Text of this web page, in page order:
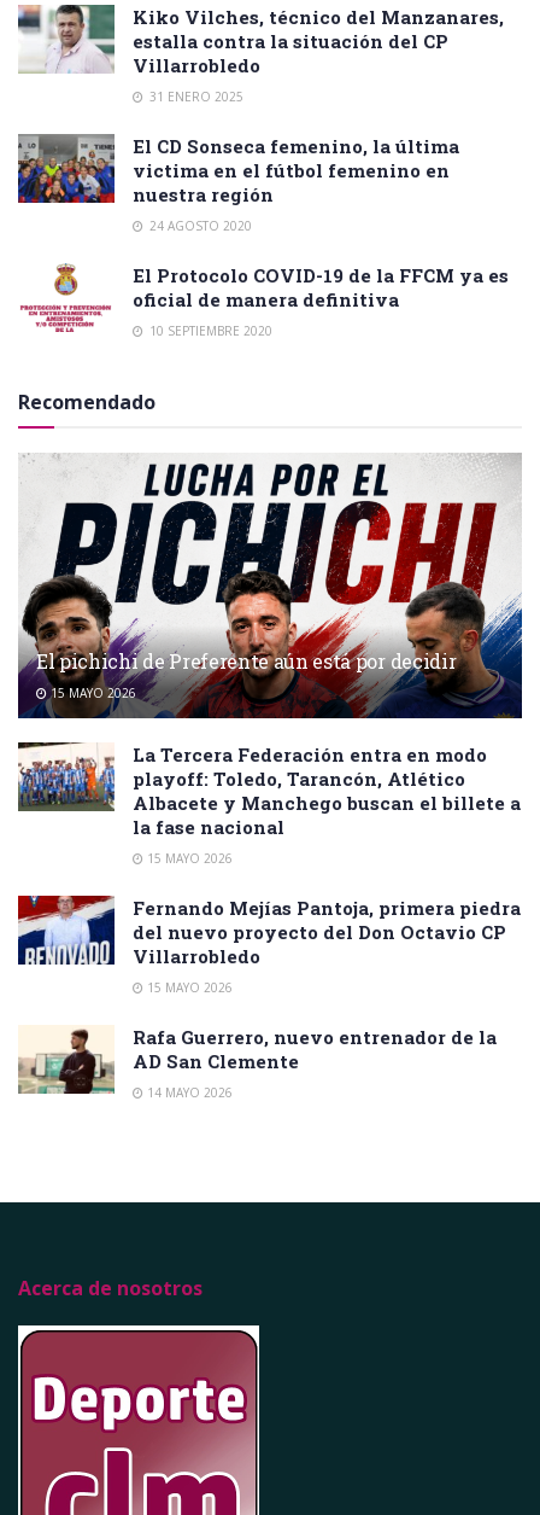
Kiko Vilches, técnico del Manzanares,
estalla contra la situación del CP
Villarrobledo
31 ENERO 2025
El CD Sonseca femenino, la última
victima en el fútbol femenino en
nuestra región
24 AGOSTO 2020
El Protocolo COVID-19 de la FFCM ya es
oficial de manera definitiva
10 SEPTIEMBRE 2020
Recomendado
El pichichi de Preferente aún está por decidir
15 MAYO 2026
La Tercera Federación entra en modo
playoff: Toledo, Tarancón, Atlético
Albacete y Manchego buscan el billete a
la fase nacional
15 MAYO 2026
Fernando Mejías Pantoja, primera piedra
del nuevo proyecto del Don Octavio CP
Villarrobledo
15 MAYO 2026
Rafa Guerrero, nuevo entrenador de la
AD San Clemente
14 MAYO 2026
Acerca de nosotros